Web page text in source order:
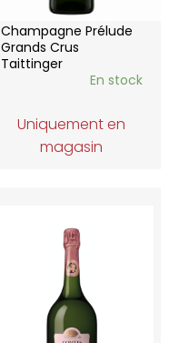
Champagne Prélude
Grands Crus
Taittinger
En stock
Uniquement en
magasin